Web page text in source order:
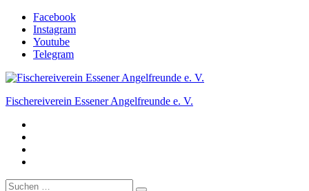
Zum
Inhalt
springen
Facebook
Instagram
Youtube
Telegram
Fischereiverein Essener Angelfreunde e. V.
Der Angelverein in Essen.
Suche